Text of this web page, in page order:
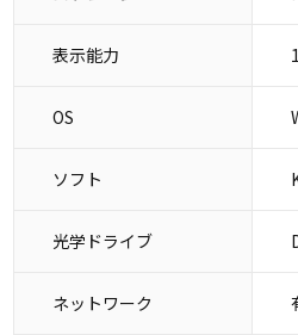
表示能力
OS
ソフト
光学ドライブ
ネットワーク